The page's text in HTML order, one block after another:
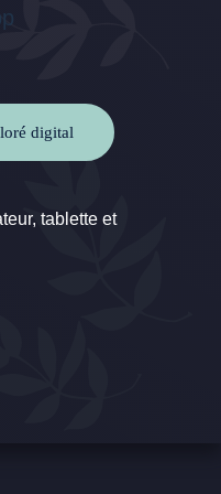
digital
tablette et